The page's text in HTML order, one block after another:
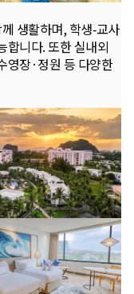
생활하며, 학생‑교사
합니다. 또한 실내외
영장·정원 등 다양한